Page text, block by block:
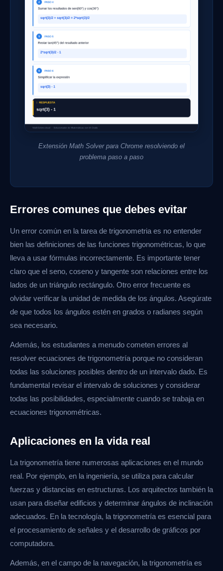
Extensión Math Solver para Chrome resolviendo el
problema paso a paso
Errores comunes que debes evitar
Un error común en la tarea de trigonometria es no entender
bien las definiciones de las funciones trigonométricas, lo que
lleva a usar fórmulas incorrectamente. Es importante tener
claro que el seno, coseno y tangente son relaciones entre los
lados de un triángulo rectángulo. Otro error frecuente es
olvidar verificar la unidad de medida de los ángulos. Asegúrate
de que todos los ángulos estén en grados o radianes según
sea necesario.
Además, los estudiantes a menudo cometen errores al
resolver ecuaciones de trigonometría porque no consideran
todas las soluciones posibles dentro de un intervalo dado. Es
fundamental revisar el intervalo de soluciones y considerar
todas las posibilidades, especialmente cuando se trabaja en
ecuaciones trigonométricas.
Aplicaciones en la vida real
La trigonometría tiene numerosas aplicaciones en el mundo
real. Por ejemplo, en la ingeniería, se utiliza para calcular
fuerzas y distancias en estructuras. Los arquitectos también la
usan para diseñar edificios y determinar ángulos de inclinación
adecuados. En la tecnología, la trigonometría es esencial para
el procesamiento de señales y el desarrollo de gráficos por
computadora.
Además, en el campo de la navegación, la trigonometría es